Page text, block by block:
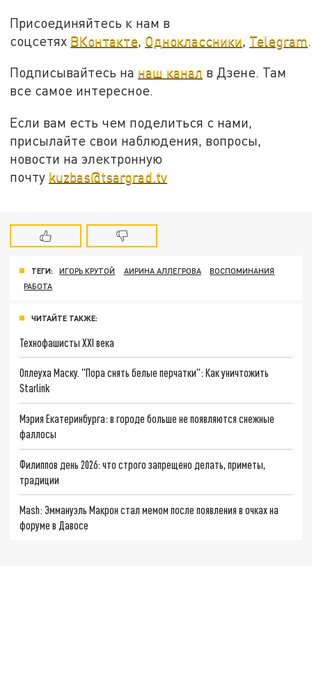
Присоединяйтесь к нам в
соцсетях ВКонтакте, Одноклассники, Telegram.
Подписывайтесь на наш канал в Дзене. Там
все самое интересное.
Если вам есть чем поделиться с нами,
присылайте свои наблюдения, вопросы,
новости на электронную
почту kuzbas@tsargrad.tv
ТЕГИ: ИГОРЬ КРУТОЙ АИРИНА АЛЛЕГРОВА
ВОСПОМИНАНИЯ
РАБОТА
ЧИТАЙТЕ ТАКЖЕ:
Технофашисты XXI века
Оплеуха Маску. "Пора снять белые перчатки": Как уничтожить
Starlink
Мэрия Екатеринбурга: в городе больше не появляются снежные
фаллосы
Филиппов день 2026: что строго запрещено делать, приметы,
традиции
Mash: Эммануэль Макрон стал мемом после появления в очках на
форуме в Давосе